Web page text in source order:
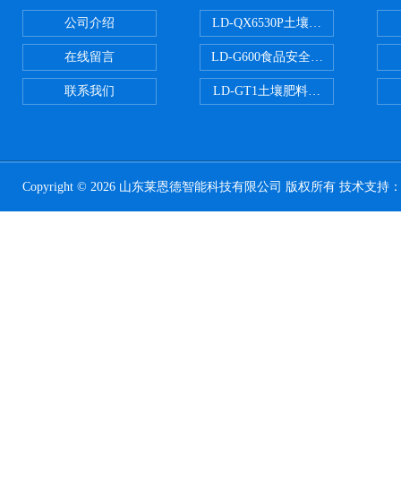
公司介绍
在线留言
联系我们
LD-QX6530P土壤氧化还原电位检
LD-G600食品安全检测仪
LD-GT1土壤肥料养分检测仪
Copyright © 2026 山东莱恩德智能科技有限公司 版权所有 技术支持：